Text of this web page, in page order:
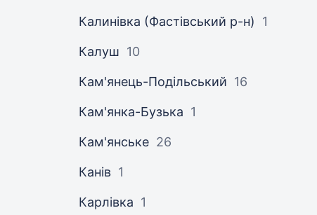
Калинівка (Фастівський р-н) 1
Калуш 10
Кам'янець-Подільський 16
Кам'янка-Бузька 1
Кам'янське 26
Канів 1
Карлівка 1